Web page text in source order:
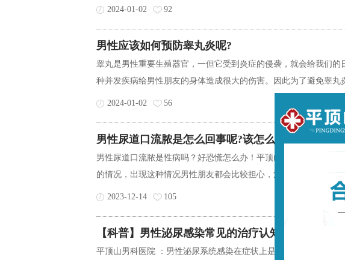
2024-01-02 92
男性应该如何预防睾丸炎呢?
睾丸是男性重要生殖器官，一但它受到炎症的侵袭，就会给我们
种并发疾病给男性朋友的身体造成很大的伤害。因此为了避免睾丸
2024-01-02 56
男性尿道口流脓是怎么回事呢?该怎么办?
男性尿道口流脓是性病吗？好恐慌怎么办！平顶山市交运医院介绍
的情况，出现这种情况男性朋友都会比较担心，河池曙光医院医生
2023-12-14 105
【科普】男性泌尿感染常见的治疗认知误区
平顶山男科医院 ：男性泌尿系统感染在症状上是非常容易辨识的